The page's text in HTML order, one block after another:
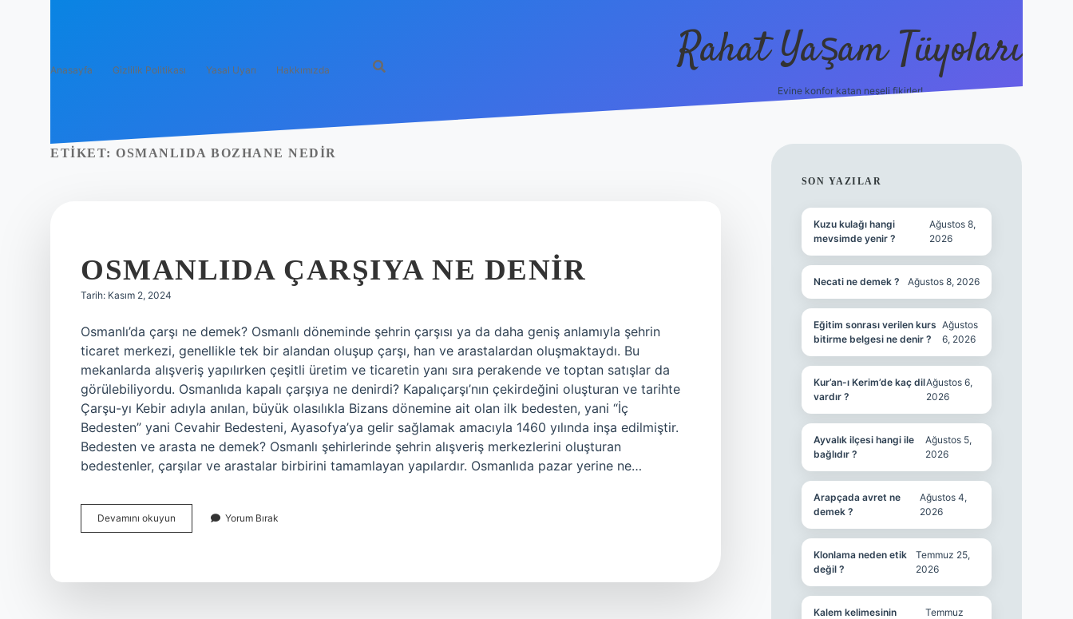
Anasayfa Gizlilik Politikası Yasal Uyarı Hakkımızda Rahat Yaşam Tüyoları
Evine konfor katan neşeli fikirler!
ETIKET: OSMANLIDA BOZHANE NEDIR
OSMANLIDA ÇARŞIYA NE DENIR
Tarih: Kasım 2, 2024
Osmanlı’da çarşı ne demek? Osmanlı döneminde şehrin çarşısı ya da daha geniş anlamıyla şehrin
ticaret merkezi, genellikle tek bir alandan oluşup çarşı, han ve arastalardan oluşmaktaydı. Bu
mekanlarda alışveriş yapılırken çeşitli üretim ve ticaretin yanı sıra perakende ve toptan satışlar da
görülebiliyordu. Osmanlıda kapalı çarşıya ne denirdi? Kapalıçarşı’nın çekirdeğini oluşturan ve tarihte
Çarşu-yı Kebir adıyla anılan, büyük olasılıkla Bizans dönemine ait olan ilk bedesten, yani “İç
Bedesten” yani Cevahir Bedesteni, Ayasofya’ya gelir sağlamak amacıyla 1460 yılında inşa edilmiştir.
Bedesten ve arasta ne demek? Osmanlı şehirlerinde şehrin alışveriş merkezlerini oluşturan
bedestenler, çarşılar ve arastalar birbirini tamamlayan yapılardır. Osmanlıda pazar yerine ne…
Devamını okuyun Osmanlıda
Çarşıya
Yorum Bırak
SIDEBAR
SON YAZILAR
Kuzu kulağı hangi
mevsimde yenir ?
Ağustos 8,
2026
Necati ne demek ? Ağustos 8, 2026
Eğitim sonrası verilen kurs
bitirme belgesi ne denir ?
Ağustos
6, 2026
Kur’an-ı Kerim’de kaç dil
vardır ?
Ağustos 6,
2026
Ayvalık ilçesi hangi ile
bağlıdır ?
Ağustos 5,
2026
Arapçada avret ne
demek ?
Ağustos 4,
2026
Klonlama neden etik
değil ?
Temmuz 25,
2026
Kalem kelimesinin
Temmuz
ilbet canlı maç